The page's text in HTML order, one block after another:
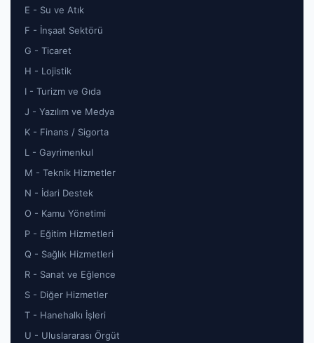
E - Su ve Atık
F - İnşaat Sektörü
G - Ticaret
H - Lojistik
I - Turizm ve Gıda
J - Yazılım ve Medya
K - Finans / Sigorta
L - Gayrimenkul
M - Teknik Hizmetler
N - İdari Destek
O - Kamu Yönetimi
P - Eğitim Hizmetleri
Q - Sağlık Hizmetleri
R - Sanat ve Eğlence
S - Diğer Hizmetler
T - Hanehalkı İşleri
U - Uluslararası Örgüt